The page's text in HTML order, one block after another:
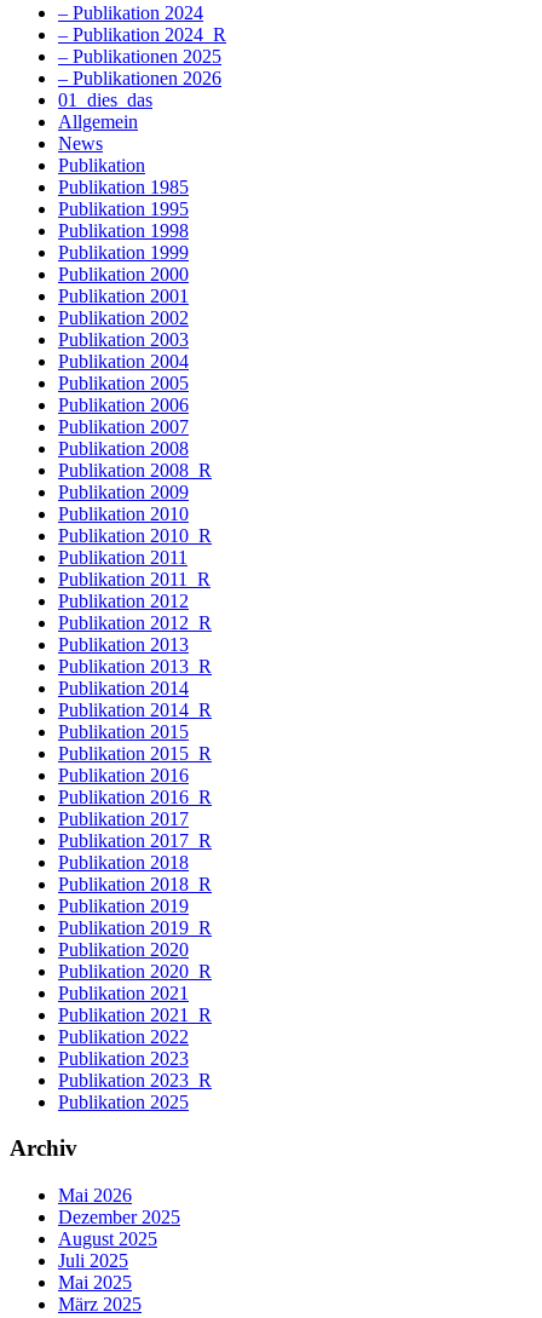
– Publikation 2024
– Publikation 2024_R
– Publikationen 2025
– Publikationen 2026
01_dies_das
Allgemein
News
Publikation
Publikation 1985
Publikation 1995
Publikation 1998
Publikation 1999
Publikation 2000
Publikation 2001
Publikation 2002
Publikation 2003
Publikation 2004
Publikation 2005
Publikation 2006
Publikation 2007
Publikation 2008
Publikation 2008_R
Publikation 2009
Publikation 2010
Publikation 2010_R
Publikation 2011
Publikation 2011_R
Publikation 2012
Publikation 2012_R
Publikation 2013
Publikation 2013_R
Publikation 2014
Publikation 2014_R
Publikation 2015
Publikation 2015_R
Publikation 2016
Publikation 2016_R
Publikation 2017
Publikation 2017_R
Publikation 2018
Publikation 2018_R
Publikation 2019
Publikation 2019_R
Publikation 2020
Publikation 2020_R
Publikation 2021
Publikation 2021_R
Publikation 2022
Publikation 2023
Publikation 2023_R
Publikation 2025
Archiv
Mai 2026
Dezember 2025
August 2025
Juli 2025
Mai 2025
März 2025